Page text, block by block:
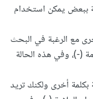
ببعض يمكن استخدام
مع الرغبة في البحث
(-)، وفي هذه الحالة
أخرى ولكنك تريد